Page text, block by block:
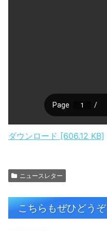
ダウンロード [606.12 KB]
ニュースレター
こちらもぜひどうぞ